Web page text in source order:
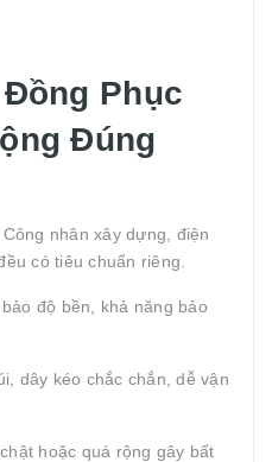
Phục
Đúng
Công nhân xây dựng, điện
có tiêu chuẩn riêng.
độ bền, khả năng bảo
dây kéo chắc chắn, dễ vận
hoặc quá rộng gây bất